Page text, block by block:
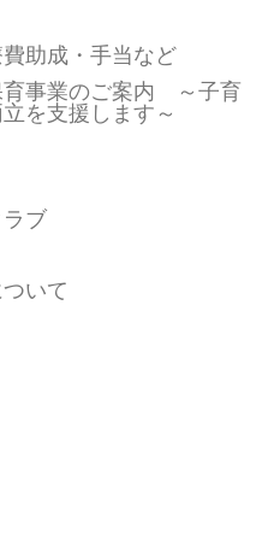
助成・手当など
育事業のご案内 ～子育
を支援します～
ブ
いて